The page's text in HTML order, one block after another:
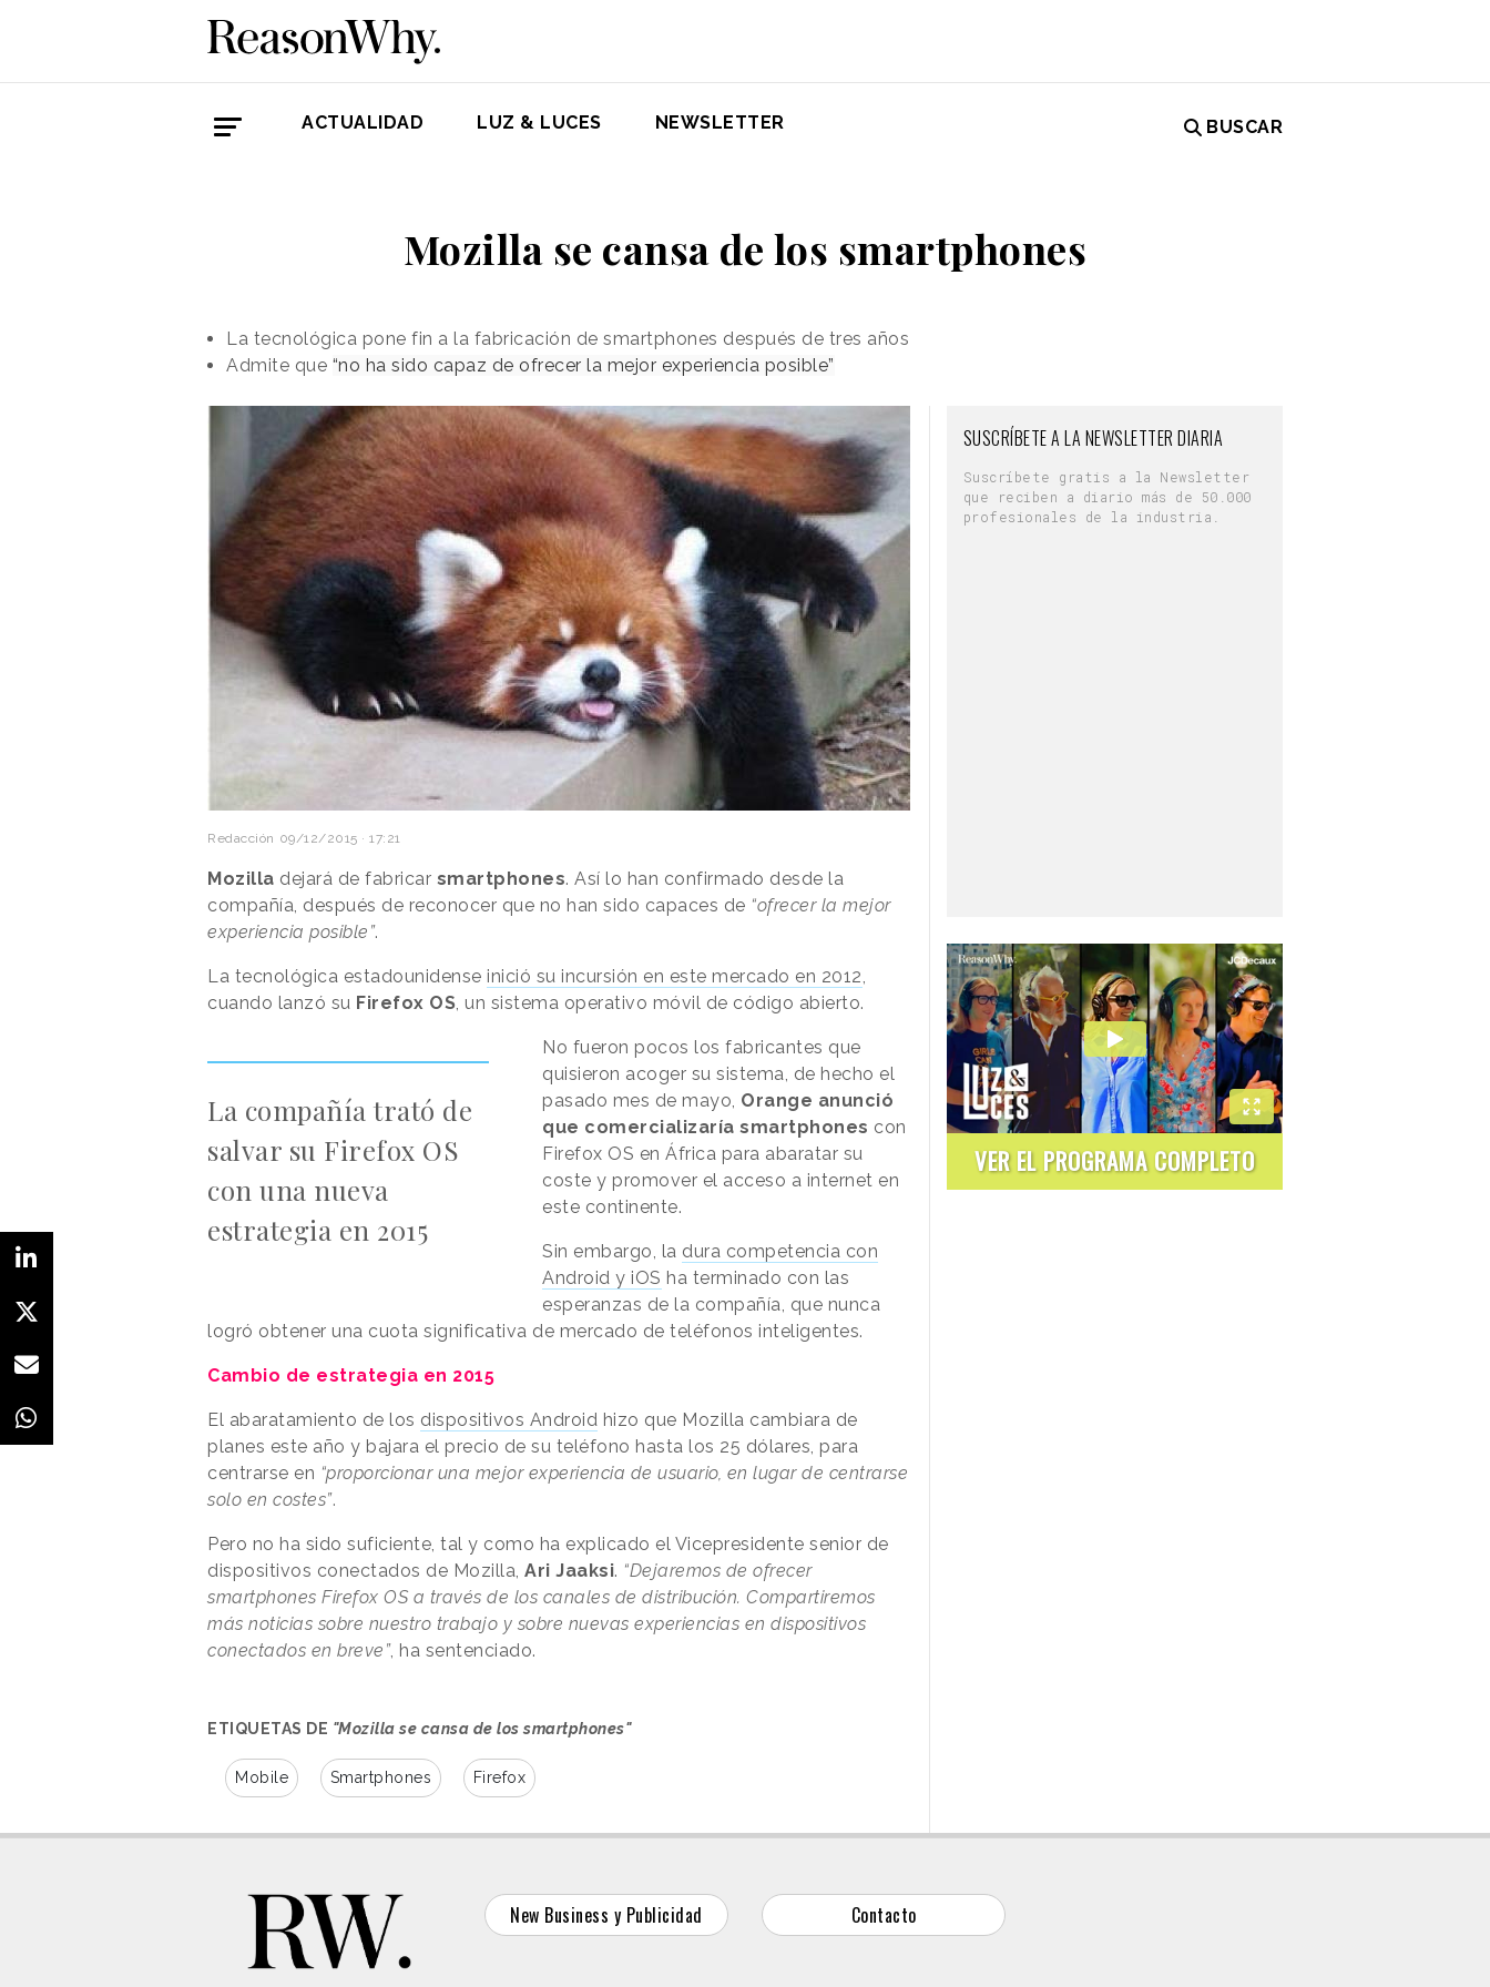
ACTUALIDAD LUZ & LUCES NEWSLETTER BUSCAR
Mozilla se cansa de los smartphones
La tecnológica pone fin a la fabricación de smartphones después de tres años
Admite que “no ha sido capaz de ofrecer la mejor experiencia posible”
Redacción 09/12/2015 · 17:21
Mozilla dejará de fabricar smartphones. Así lo han confirmado desde la
compañía, después de reconocer que no han sido capaces de “ofrecer la mejor
experiencia posible”.
La tecnológica estadounidense inició su incursión en este mercado en 2012
cuando lanzó su Firefox OS , un sistema operativo móvil de código abierto.
La compañía trató de
salvar su Firefox OS
con una nueva
estrategia en 2015
No fueron pocos los fabricantes que
quisieron acoger su sistema, de hecho el
pasado mes de mayo, Orange anunció
que comercializaría smartphones con
Firefox OS en África para abaratar su
coste y promover el acceso a internet en
este continente.
Sin embargo, la dura competencia con
Android y iOS ha terminado con las
esperanzas de la compañía, que nunca
logró obtener una cuota significativa de mercado de teléfonos inteligentes.
Cambio de estrategia en 2015
El abaratamiento de los dispositivos Android hizo que Mozilla cambiara de
planes este año y bajara el precio de su teléfono hasta los 25 dólares, para
centrarse en “proporcionar una mejor experiencia de usuario, en lugar de centrarse
solo en costes”.
Pero no ha sido suficiente, tal y como ha explicado el Vicepresidente senior de
dispositivos conectados de Mozilla, Ari Jaaksi. “Dejaremos de ofrecer
smartphones Firefox OS a través de los canales de distribución. Compartiremos
más noticias sobre nuestro trabajo y sobre nuevas experiencias en dispositivos
conectados en breve”, ha sentenciado.
ETIQUETAS DE "Mozilla se cansa de los smartphones"
Mobile Smartphones Firefox
SUSCRÍBETE A LA NEWSLETTER DIARIA
Suscríbete gratis a la Newsletter
que reciben a diario más de 50.000
profesionales de la industria.
VER EL PROGRAMA COMPLETO
New Business y Publicidad Contacto